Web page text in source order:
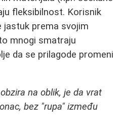
fleksibilnost. Korisnik
jastuk prema svojim
mnogi smatraju
da se prilagode promeni
na oblik, je da vrat
bez "rupa" između